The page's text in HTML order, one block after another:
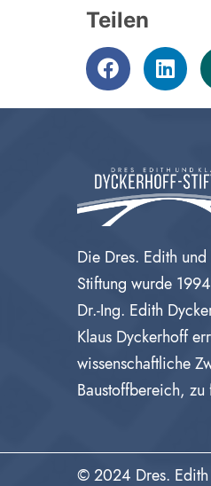
Teilen
Die Dres. Edith
Stiftung wurde
Dr.-Ing. Edith
Klaus Dyckerhoff
wissenschaftliche
Baustoffbereich, zu
© 2024 Dres. Edith